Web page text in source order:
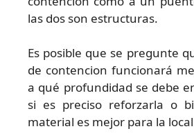
las dos son estructuras.
Es posible que se pregunte
de contencion funcionará
a qué profundidad se debe
si es preciso reforzarla o
material es mejor para la